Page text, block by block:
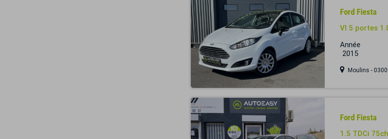
Ford Fiesta
VI 5 portes
Année
2015
Moulins -
Ford Fiesta
1.5 TDCi